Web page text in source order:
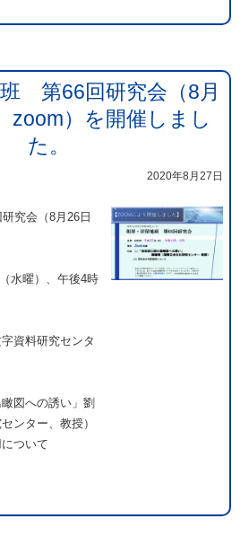
第66回研究会（8月
zoom）を開催しまし
た。
2020年8月27日
究会（8月26日
水曜）、午後4時
資料研究センタ
図への誘い」劉
ンター、教授）
について